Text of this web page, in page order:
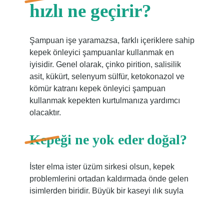
hızlı ne geçirir?
Şampuan işe yaramazsa, farklı içeriklere sahip
kepek önleyici şampuanlar kullanmak en
iyisidir. Genel olarak, çinko pirition, salisilik
asit, kükürt, selenyum sülfür, ketokonazol ve
kömür katranı kepek önleyici şampuan
kullanmak kepekten kurtulmanıza yardımcı
olacaktır.
Kepeği ne yok eder doğal?
İster elma ister üzüm sirkesi olsun, kepek
problemlerini ortadan kaldırmada önde gelen
isimlerden biridir. Büyük bir kaseyi ılık suyla